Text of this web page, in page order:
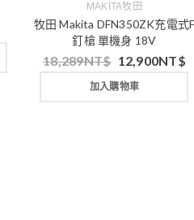
MAKITA牧田
牧田 Makita DFN350ZK充電式F
釘槍 單機身 18V
18,289NT$ 12,900NT$
加入購物車